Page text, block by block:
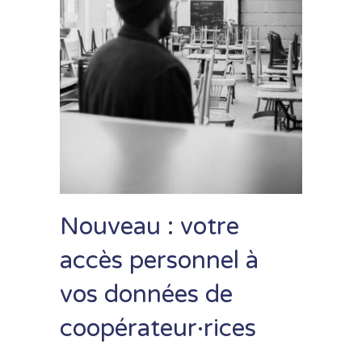
Nouveau : votre
accès personnel à
vos données de
coopérateur·rices